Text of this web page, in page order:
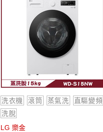
洗衣機 滾筒 蒸氣洗
直驅變頻
洗脫
LG 樂金